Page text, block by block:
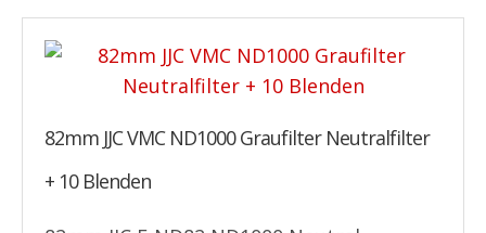
82mm JJC VMC ND1000 Graufilter Neutralfilter
+ 10 Blenden